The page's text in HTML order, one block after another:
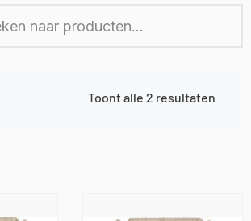
Toont alle 2 resultaten